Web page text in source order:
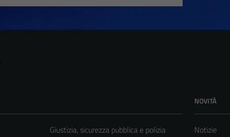
Giustizia, sicurezza pubblica e polizia
NOVITÀ
Notizie